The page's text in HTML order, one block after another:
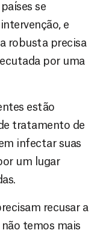
se
e
robusta precisa
por uma
estão
tratamento de
infectar suas
um lugar
recusar a
temos mais